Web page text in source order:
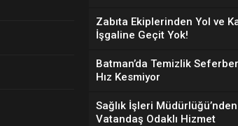
Zabıta Ekiplerinden Yol ve
İşgaline Geçit Yok!
Batman’da Temizlik
Hız Kesmiyor
Sağlık İşleri Müdürlüğü’nden
Vatandaş Odaklı Hizmet